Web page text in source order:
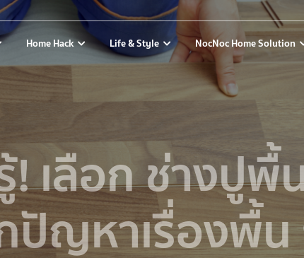
Home Hack Life & Style NocNoc Home Solution
! เลือก ช่างปูพื้
ปัญหาเรื่องพื้น